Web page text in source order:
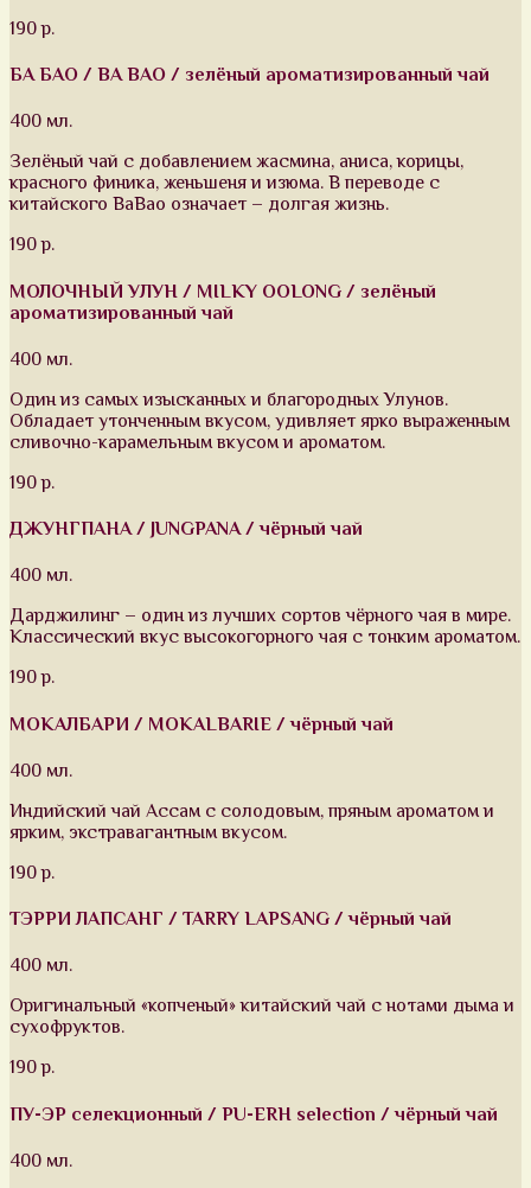
190 р.
БА БАО / BA BAO / зелёный ароматизированный чай
400 мл.
Зелёный чай с добавлением жасмина, аниса, корицы,
красного финика, женьшеня и изюма. В переводе с
китайского BaBao означает – долгая жизнь.
190 р.
МОЛОЧНЫЙ УЛУН / MILKY OOLONG / зелёный
ароматизированный чай
400 мл.
Один из самых изысканных и благородных Улунов.
Обладает утонченным вкусом, удивляет ярко выраженным
сливочно-карамельным вкусом и ароматом.
190 р.
ДЖУНГПАНА / JUNGPANA / чёрный чай
400 мл.
Дарджилинг – один из лучших сортов чёрного чая в мире.
Классический вкус высокогорного чая с тонким ароматом.
190 р.
МОКАЛБАРИ / MOKALBARIE / чёрный чай
400 мл.
Индийский чай Ассам с солодовым, пряным ароматом и
ярким, экстравагантным вкусом.
190 р.
ТЭРРИ ЛАПСАНГ / TARRY LAPSANG / чёрный чай
400 мл.
Оригинальный «копченый» китайский чай с нотами дыма и
сухофруктов.
190 р.
ПУ-ЭР селекционный / PU-ERH selection / чёрный чай
400 мл.